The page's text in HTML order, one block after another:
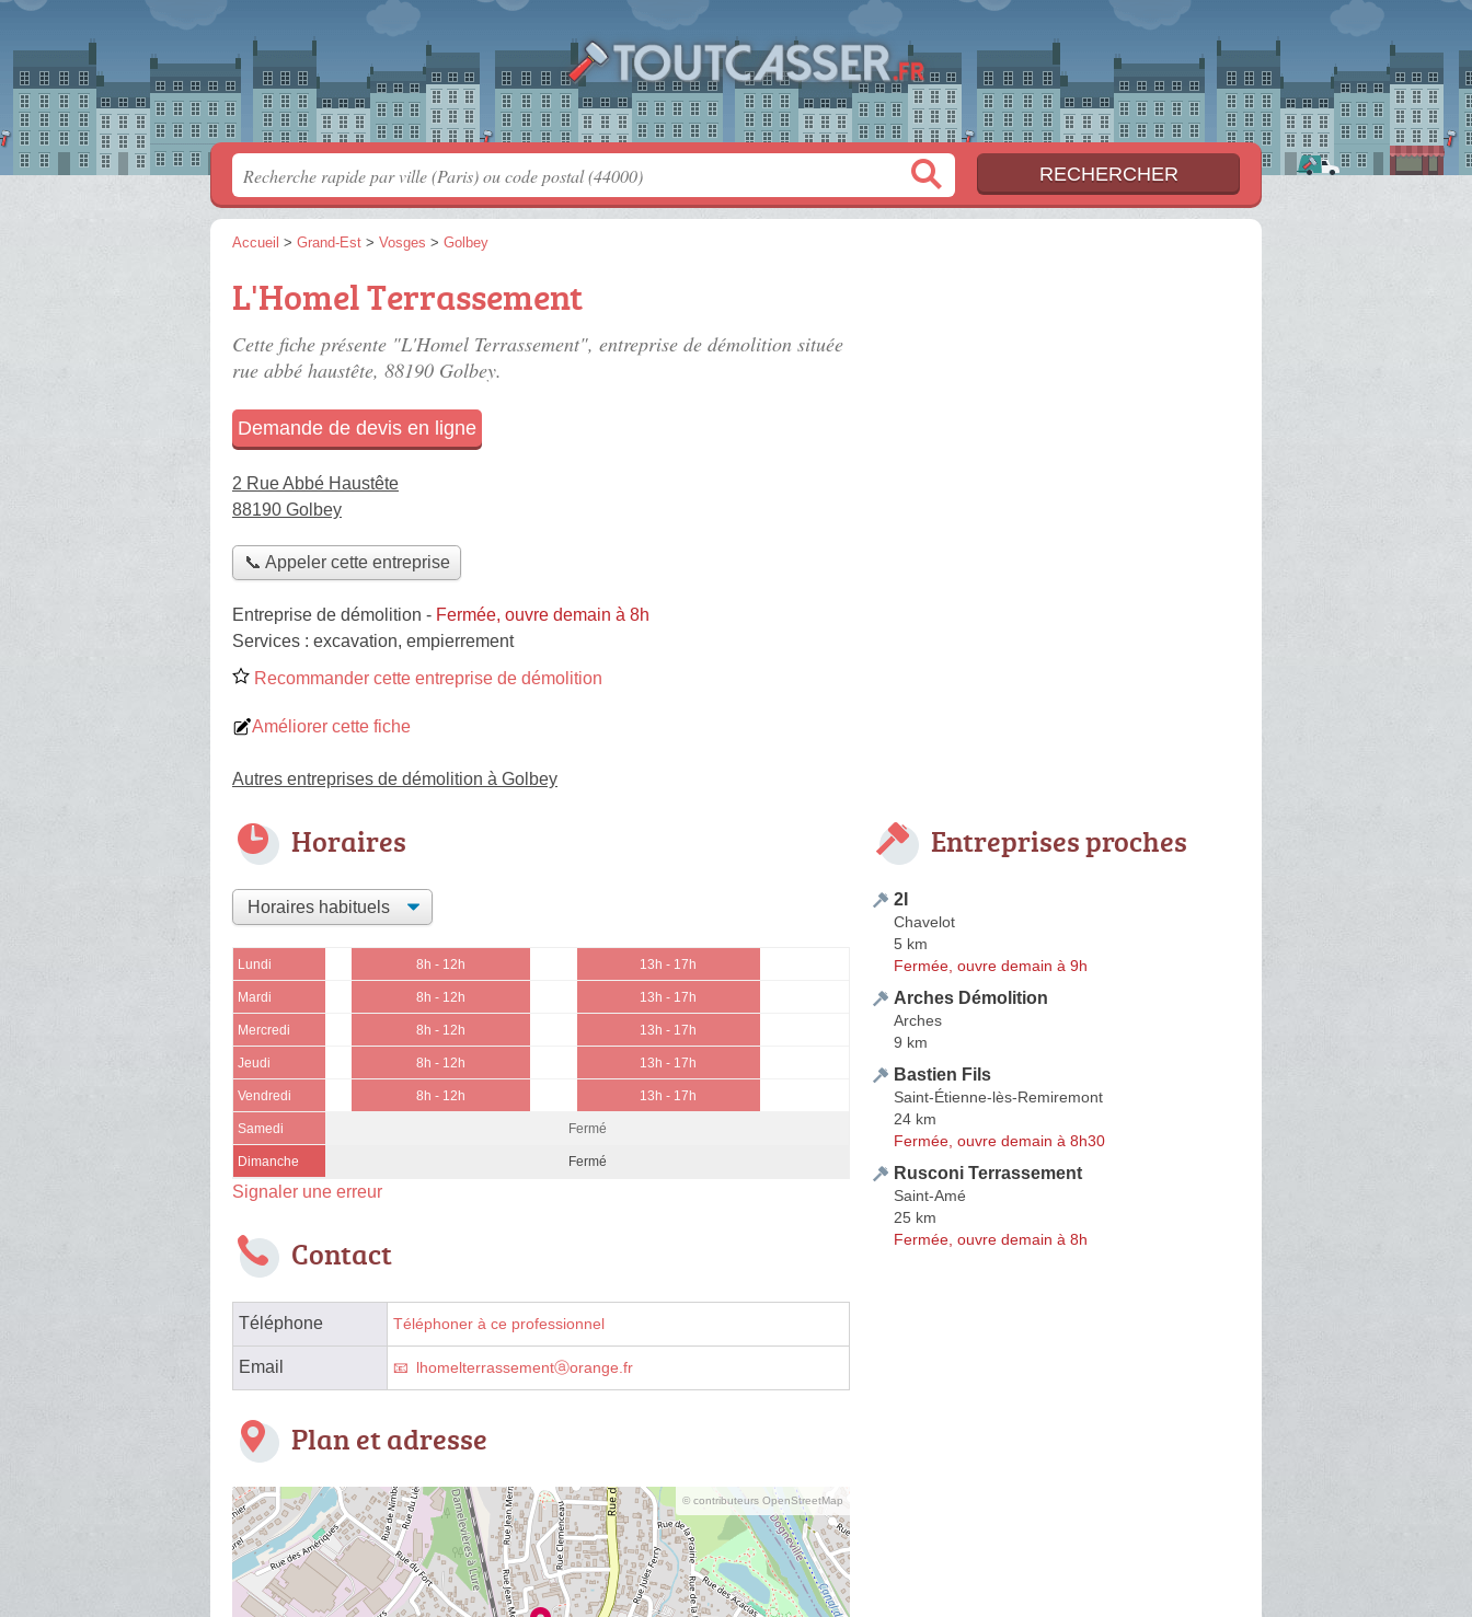
Accueil > Grand-Est > Vosges > Golbey
L'Homel Terrassement
Cette fiche présente "L'Homel Terrassement", entreprise de démolition située
rue abbé haustête, 88190 Golbey.
Demande de devis en ligne
2 Rue Abbé Haustête
88190 Golbey
📞 Appeler cette entreprise
Entreprise de démolition - Fermée, ouvre demain à 8h
Services : excavation, empierrement
Recommander cette entreprise de démolition
Améliorer cette fiche
Autres entreprises de démolition à Golbey
Horaires
Lundi 8h - 12h 13h - 17h
Mardi 8h - 12h 13h - 17h
Mercredi 8h - 12h 13h - 17h
Jeudi 8h - 12h 13h - 17h
Vendredi 8h - 12h 13h - 17h
Samedi Fermé
Dimanche Fermé
Signaler une erreur
Contact
Téléphone Téléphoner à ce professionnel
Email lhomelterrassementⓐorange.fr
Plan et adresse
© contributeurs OpenStreetMap
Entreprises proches
2I
Chavelot
5 km
Fermée, ouvre demain à 9h
Arches Démolition
Arches
9 km
Bastien Fils
Saint-Étienne-lès-Remiremont
24 km
Fermée, ouvre demain à 8h30
Rusconi Terrassement
Saint-Amé
25 km
Fermée, ouvre demain à 8h